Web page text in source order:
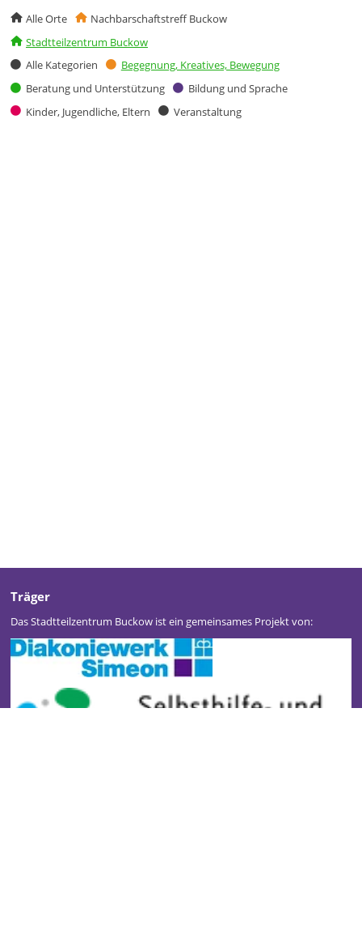
Alle Orte
Nachbarschaftstreff Buckow
Stadtteilzentrum Buckow
Alle Kategorien
Begegnung, Kreatives, Bewegung
Beratung und Unterstützung
Bildung und Sprache
Kinder, Jugendliche, Eltern
Veranstaltung
Träger
Das Stadtteilzentrum Buckow ist ein gemeinsames Projekt von: